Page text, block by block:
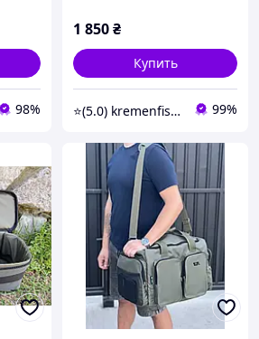
98%
1 850₴
Купить
⭐(5.0) kremenfishing 99%